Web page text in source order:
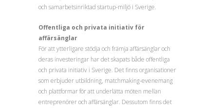
och samarbetsinriktad startup-miljö i Sverige.
Offentliga och privata initiativ för
affärsänglar
För att ytterligare stödja och främja affärsänglar och
deras investeringar har det skapats både offentliga
och privata initiativ i Sverige. Det finns organisationer
som erbjuder utbildning, matchmaking-evenemang
och plattformar för att underlätta möten mellan
entreprenörer och affärsänglar. Dessutom finns det